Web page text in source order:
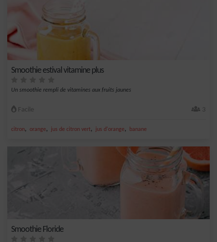
Smoothie estival vitamine plus
Un smoothie rempli de vitamines aux fruits jaunes
Facile 3
citron, orange, jus de citron vert, jus d'orange, banane
Smoothie Floride